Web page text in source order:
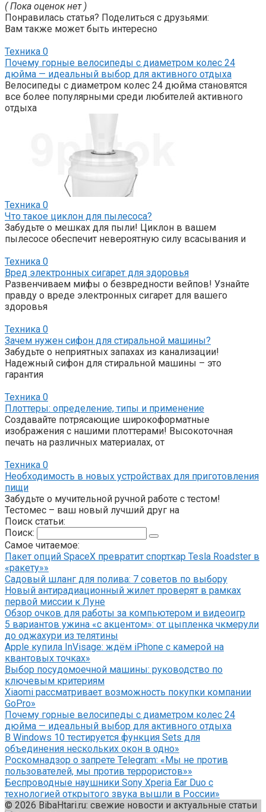
( Пока оценок нет )
Понравилась статья? Поделиться с друзьями:
Вам также может быть интересно
Техника 0
Почему горные велосипеды с диаметром колес 24
дюйма — идеальный выбор для активного отдыха
Велосипеды с диаметром колес 24 дюйма становятся
все более популярными среди любителей активного
отдыха
Техника 0
Что такое циклон для пылесоса?
Забудьте о мешках для пыли! Циклон в вашем
пылесосе обеспечит невероятную силу всасывания и
Техника 0
Вред электронных сигарет для здоровья
Развенчиваем мифы о безвредности вейпов! Узнайте
правду о вреде электронных сигарет для вашего
здоровья
Техника 0
Зачем нужен сифон для стиральной машины?
Забудьте о неприятных запахах из канализации!
Надежный сифон для стиральной машины – это
гарантия
Техника 0
Плоттеры: определение, типы и применение
Создавайте потрясающие широкоформатные
изображения с нашими плоттерами! Высокоточная
печать на различных материалах, от
Техника 0
Необходимость в новых устройствах для приготовления
пищи
Забудьте о мучительной ручной работе с тестом!
Тестомес – ваш новый лучший друг на
Поиск статьи:
Поиск:
Самое читаемое:
Пакет опций SpaceX превратит спорткар Tesla Roadster в
«ракету»»
Садовый шланг для полива: 7 советов по выбору
Новый антирадиационный жилет проверят в рамках
первой миссии к Луне
Обзор очков для работы за компьютером и видеоигр
5 вариантов ужина «с акцентом»: от цыпленка чкмерули
до оджахури из телятины
Apple купила InVisage: ждём iPhone с камерой на
квантовых точках»
Выбор посудомоечной машины: руководство по
ключевым критериям
Xiaomi рассматривает возможность покупки компании
GoPro»
Почему горные велосипеды с диаметром колес 24
дюйма — идеальный выбор для активного отдыха
В Windows 10 тестируется функция Sets для
объединения нескольких окон в одно»
Роскомнадзор о запрете Telegram: «Мы не против
пользователей, мы против террористов»»
Беспроводные наушники Sony Xperia Ear Duo с
технологией открытого звука вышли в России»
© 2026 BibaHtari.ru: свежие новости и актуальные статьи